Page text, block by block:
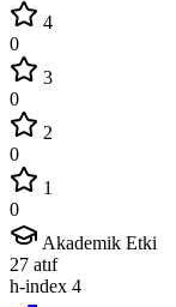
4
0
3
0
2
0
1
0
Akademik Etki
27 atıf
h-index 4